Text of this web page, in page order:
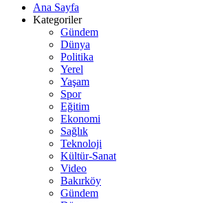
Ana Sayfa
Kategoriler
Gündem
Dünya
Politika
Yerel
Yaşam
Spor
Eğitim
Ekonomi
Sağlık
Teknoloji
Kültür-Sanat
Video
Bakırköy
Gündem